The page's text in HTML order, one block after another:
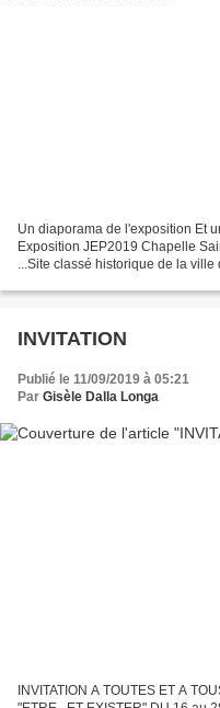
Un diaporama de l'exposition Et
Exposition JEP2019 Chapelle Saint Benoît à Marmande Gisèle Dalla Longa
...Site classé historique de la ville
INVITATION
Publié le 11/09/2019 à 05:21
Par Gisèle Dalla Longa
INVITATION A TOUTES ET A